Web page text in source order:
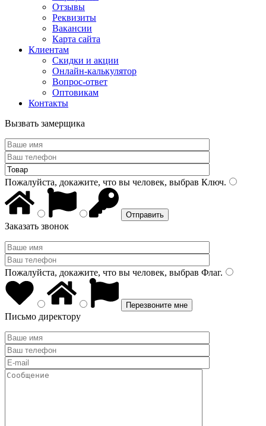
Отзывы
Реквизиты
Вакансии
Карта сайта
Клиентам
Скидки и акции
Онлайн-калькулятор
Вопрос-ответ
Оптовикам
Контакты
Вызвать замерщика
Пожалуйста, докажите, что вы человек, выбрав Ключ.
Заказать звонок
Пожалуйста, докажите, что вы человек, выбрав Флаг.
Письмо директору